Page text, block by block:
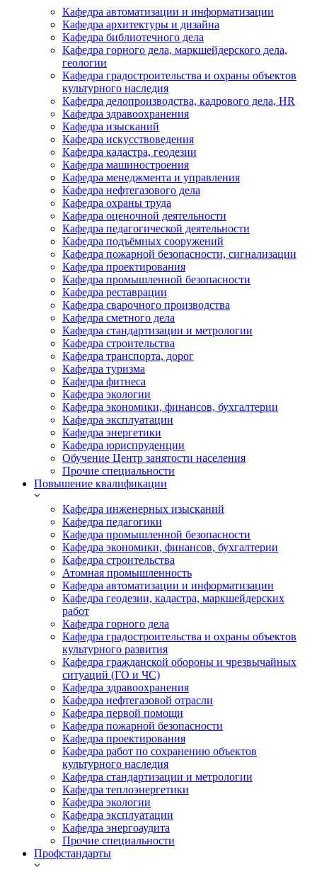
Кафедра автоматизации и информатизации
Кафедра архитектуры и дизайна
Кафедра библиотечного дела
Кафедра горного дела, маркшейдерского дела,
геологии
Кафедра градостроительства и охраны объектов
культурного наследия
Кафедра делопроизводства, кадрового дела, HR
Кафедра здравоохранения
Кафедра изысканий
Кафедра искусствоведения
Кафедра кадастра, геодезии
Кафедра машиностроения
Кафедра менеджмента и управления
Кафедра нефтегазового дела
Кафедра охраны труда
Кафедра оценочной деятельности
Кафедра педагогической деятельности
Кафедра подъёмных сооружений
Кафедра пожарной безопасности, сигнализации
Кафедра проектирования
Кафедра промышленной безопасности
Кафедра реставрации
Кафедра сварочного производства
Кафедра сметного дела
Кафедра стандартизации и метрологии
Кафедра строительства
Кафедра транспорта, дорог
Кафедра туризма
Кафедра фитнеса
Кафедра экологии
Кафедра экономики, финансов, бухгалтерии
Кафедра эксплуатации
Кафедра энергетики
Кафедра юриспруденции
Обучение Центр занятости населения
Прочие специальности
Повышение квалификации
Кафедра инженерных изысканий
Кафедра педагогики
Кафедра промышленной безопасности
Кафедра экономики, финансов, бухгалтерии
Кафедра строительства
Атомная промышленность
Кафедра автоматизации и информатизации
Кафедра геодезии, кадастра, маркшейдерских
работ
Кафедра горного дела
Кафедра градостроительства и охраны объектов
культурного развития
Кафедра гражданской обороны и чрезвычайных
ситуаций (ГО и ЧС)
Кафедра здравоохранения
Кафедра нефтегазовой отрасли
Кафедра первой помощи
Кафедра пожарной безопасности
Кафедра проектирования
Кафедра работ по сохранению объектов
культурного наследия
Кафедра стандартизации и метрологии
Кафедра теплоэнергетики
Кафедра экологии
Кафедра эксплуатации
Кафедра энергоаудита
Прочие специальности
Профстандарты